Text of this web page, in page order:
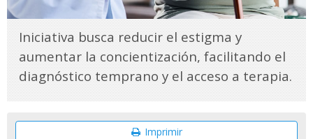
Iniciativa busca reducir el estigma y
aumentar la concientización, facilitando el
diagnóstico temprano y el acceso a terapia.
Imprimir